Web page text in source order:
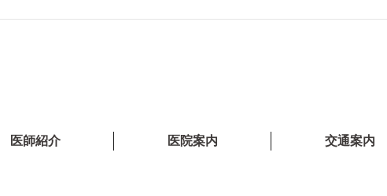
医師紹介 医院案内 交通案内